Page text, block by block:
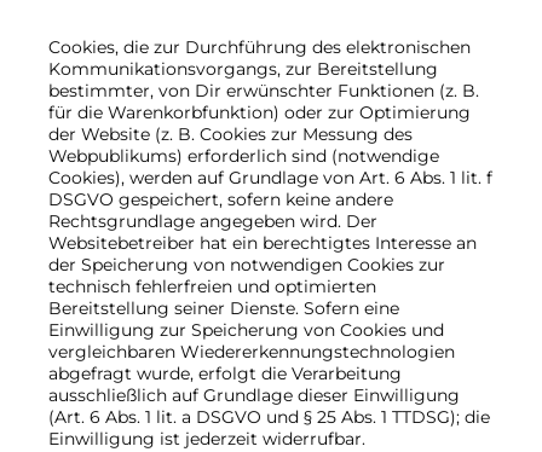
Cookies, die zur Durchführung des elektronischen
Kommunikationsvorgangs, zur Bereitstellung
bestimmter, von Dir erwünschter Funktionen (z. B.
für die Warenkorbfunktion) oder zur Optimierung
der Website (z. B. Cookies zur Messung des
Webpublikums) erforderlich sind (notwendige
Cookies), werden auf Grundlage von Art. 6 Abs. 1 lit. f
DSGVO gespeichert, sofern keine andere
Rechtsgrundlage angegeben wird. Der
Websitebetreiber hat ein berechtigtes Interesse an
der Speicherung von notwendigen Cookies zur
technisch fehlerfreien und optimierten
Bereitstellung seiner Dienste. Sofern eine
Einwilligung zur Speicherung von Cookies und
vergleichbaren Wiedererkennungstechnologien
abgefragt wurde, erfolgt die Verarbeitung
ausschließlich auf Grundlage dieser Einwilligung
(Art. 6 Abs. 1 lit. a DSGVO und § 25 Abs. 1 TTDSG); die
Einwilligung ist jederzeit widerrufbar.